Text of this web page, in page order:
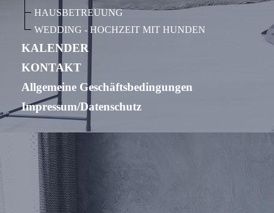
HAUSBETREUUNG
WEDDING - HOCHZEIT MIT HUNDEN
KALENDER
KONTAKT
Allgemeine Geschäftsbedingungen
Impressum/Datenschutz